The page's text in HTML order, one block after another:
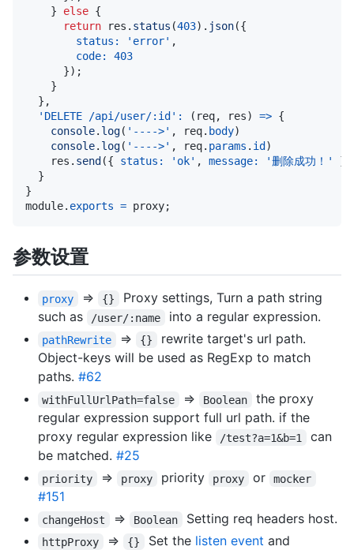
}
else {
return res . status (403) . json({
status : 'error' ,
code:
403
}) ;
}
} ,
'DELETE /api/user/:id' : ( req, res) => {
console. log( '---->' , req. body)
console. log( '---->' , req. params . id )
    res
. send ({ status : 'ok' , message: '删除成功！' }
}
}
module. exports = proxy;
参数设置
proxy => {}
Proxy settings, Turn a path string
such as
/user/:name into a regular expression.
pathRewrite => {}
rewrite target's url path.
Object-keys will be used as RegExp to match
paths. #62
withFullUrlPath=false => Boolean
the proxy
regular expression support full url path. if the
proxy regular expression like
/test?a=1&b=1
can
be matched. #25
priority => proxy priority proxy or mocker
#151
changeHost => Boolean Setting req headers host.
httpProxy => {} Set the listen event and